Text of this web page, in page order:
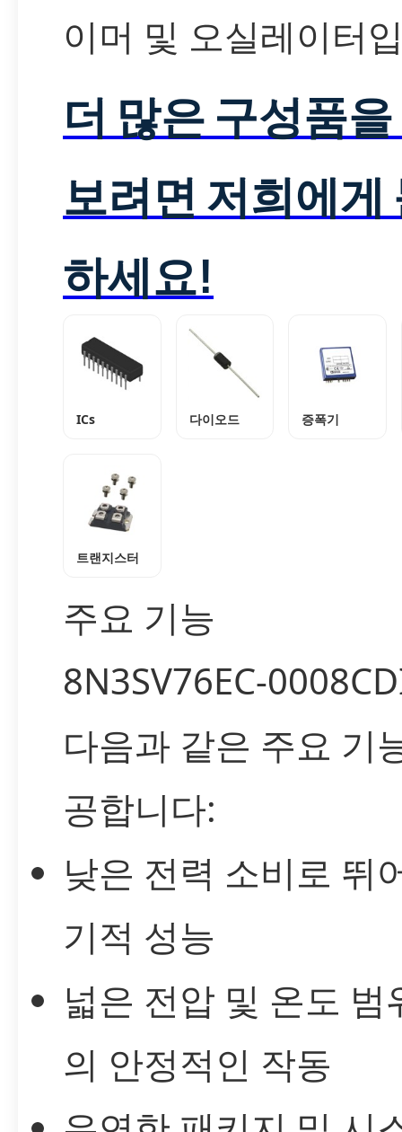
이머 및 오실레이터
더 많은 구성품
보려면 저희에게
하세요!
ICs 다이오드 증폭기
트랜지스터
주요 기능
8N3SV76EC-
다음과 같은 주요 기
공합니다:
낮은 전력 소비로 뛰
기적 성능
넓은 전압 및 온도 범
의 안정적인 작동